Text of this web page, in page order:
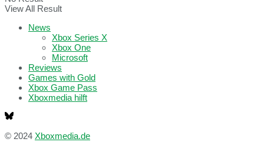
View All Result
News
Xbox Series X
Xbox One
Microsoft
Reviews
Games with Gold
Xbox Game Pass
Xboxmedia hilft
© 2024 Xboxmedia.de